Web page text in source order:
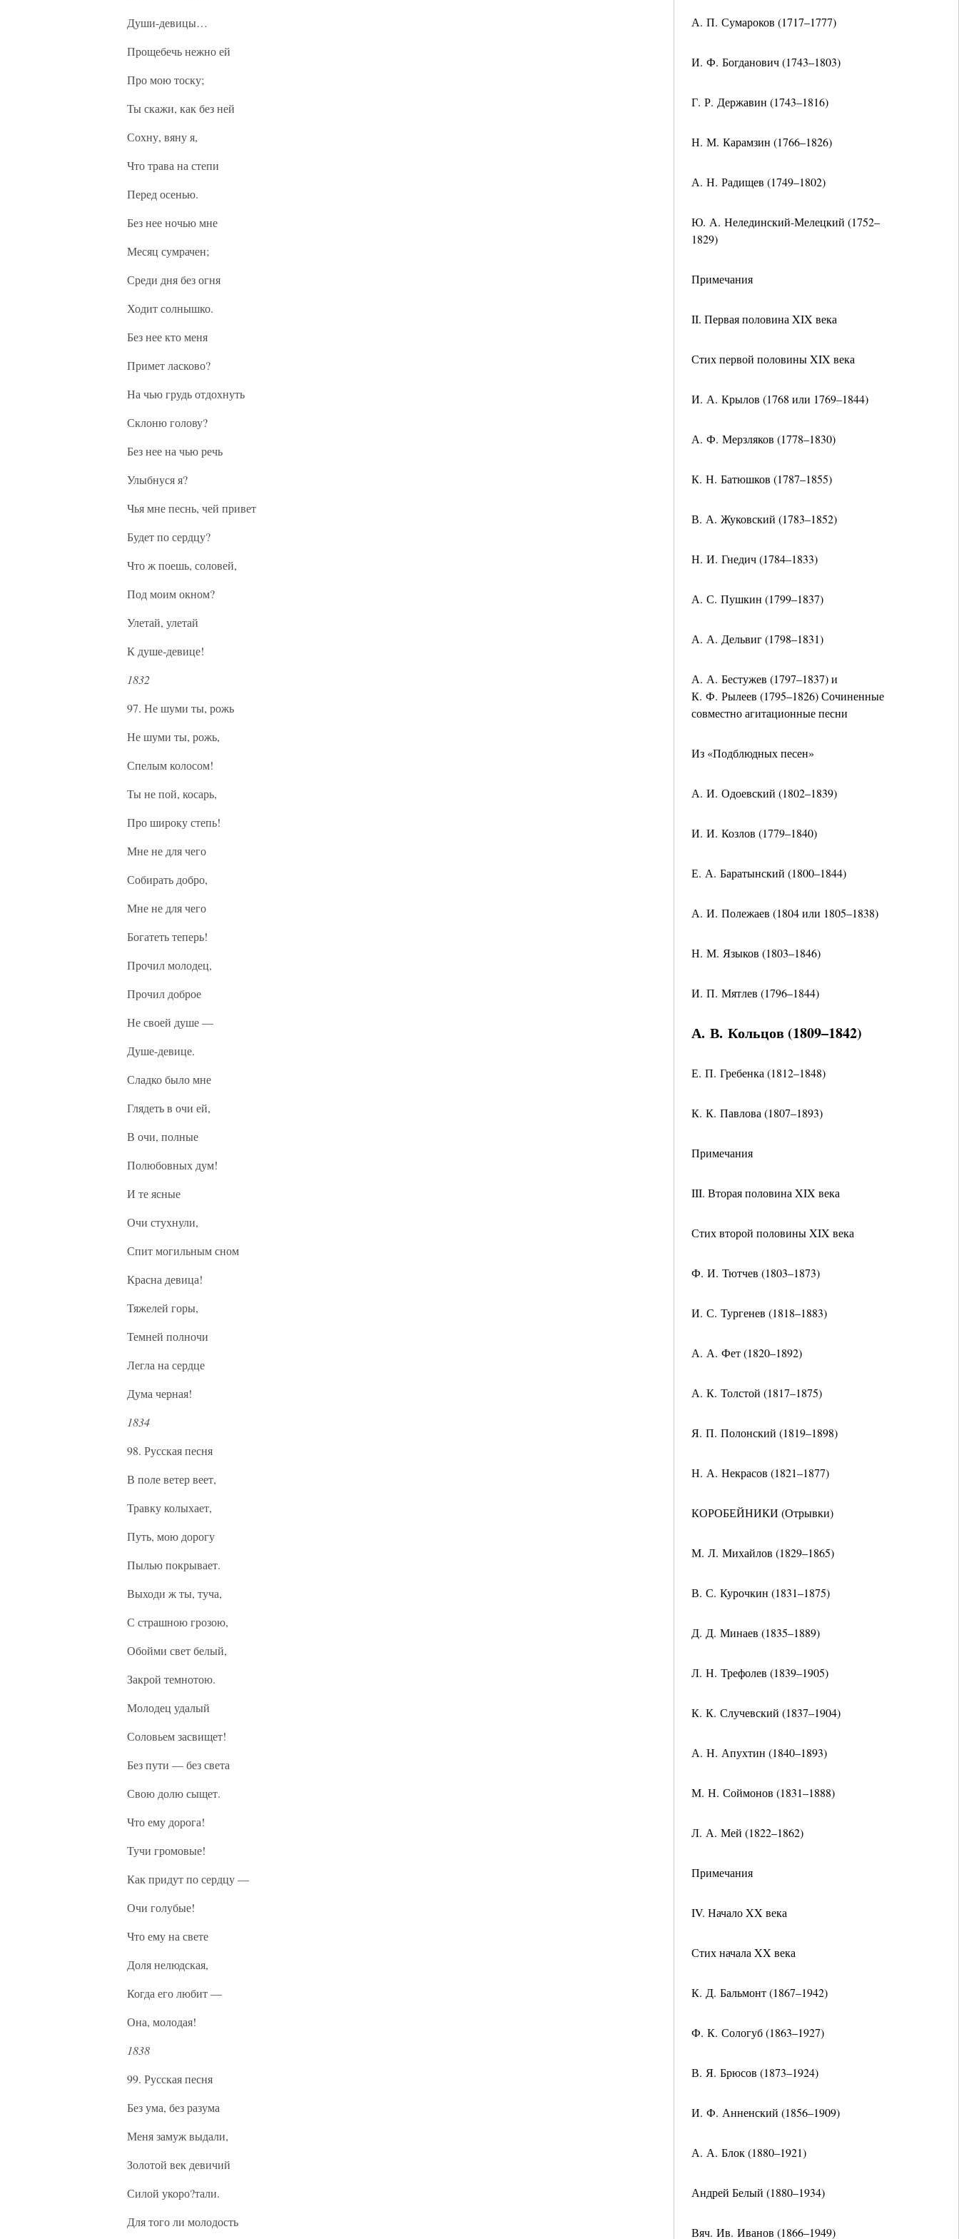
А. П. Сумароков (1717–1777)
И. Ф. Богданович (1743–1803)
Г. Р. Державин (1743–1816)
Н. М. Карамзин (1766–1826)
А. Н. Радищев (1749–1802)
Ю. А. Нелединский-Мелецкий (1752–
1829)
Примечания
II. Первая половина XIX века
Стих первой половины XIX века
И. А. Крылов (1768 или 1769–1844)
А. Ф. Мерзляков (1778–1830)
К. Н. Батюшков (1787–1855)
В. А. Жуковский (1783–1852)
Н. И. Гнедич (1784–1833)
А. С. Пушкин (1799–1837)
А. А. Дельвиг (1798–1831)
А. А. Бестужев (1797–1837) и
К. Ф. Рылеев (1795–1826) Сочиненные
совместно агитационные песни
Из «Подблюдных песен»
А. И. Одоевский (1802–1839)
И. И. Козлов (1779–1840)
Е. А. Баратынский (1800–1844)
А. И. Полежаев (1804 или 1805–1838)
Н. М. Языков (1803–1846)
И. П. Мятлев (1796–1844)
А. В. Кольцов (1809–1842)
Е. П. Гребенка (1812–1848)
К. К. Павлова (1807–1893)
Примечания
III. Вторая половина XIX века
Стих второй половины XIX века
Ф. И. Тютчев (1803–1873)
И. С. Тургенев (1818–1883)
А. А. Фет (1820–1892)
А. К. Толстой (1817–1875)
Я. П. Полонский (1819–1898)
Н. А. Некрасов (1821–1877)
КОРОБЕЙНИКИ (Отрывки)
М. Л. Михайлов (1829–1865)
В. С. Курочкин (1831–1875)
Д. Д. Минаев (1835–1889)
Л. Н. Трефолев (1839–1905)
К. К. Случевский (1837–1904)
А. Н. Апухтин (1840–1893)
М. Н. Соймонов (1831–1888)
Л. А. Мей (1822–1862)
Примечания
IV. Начало XX века
Стих начала XX века
К. Д. Бальмонт (1867–1942)
Ф. К. Сологуб (1863–1927)
В. Я. Брюсов (1873–1924)
И. Ф. Анненский (1856–1909)
А. А. Блок (1880–1921)
Андрей Белый (1880–1934)
Вяч. Ив. Иванов (1866–1949)
Души-девицы…
Прощебечь нежно ей
Про мою тоску;
Ты скажи, как без ней
Сохну, вяну я,
Что трава на степи
Перед осенью.
Без нее ночью мне
Месяц сумрачен;
Среди дня без огня
Ходит солнышко.
Без нее кто меня
Примет ласково?
На чью грудь отдохнуть
Склоню голову?
Без нее на чью речь
Улыбнуся я?
Чья мне песнь, чей привет
Будет по сердцу?
Что ж поешь, соловей,
Под моим окном?
Улетай, улетай
К душе-девице!
1832
97. Не шуми ты, рожь
Не шуми ты, рожь,
Спелым колосом!
Ты не пой, косарь,
Про широку степь!
Мне не для чего
Собирать добро,
Мне не для чего
Богатеть теперь!
Прочил молодец,
Прочил доброе
Не своей душе —
Душе-девице.
Сладко было мне
Глядеть в очи ей,
В очи, полные
Полюбовных дум!
И те ясные
Очи стухнули,
Спит могильным сном
Красна девица!
Тяжелей горы,
Темней полночи
Легла на сердце
Дума черная!
1834
98. Русская песня
В поле ветер веет,
Травку колыхает,
Путь, мою дорогу
Пылью покрывает.
Выходи ж ты, туча,
С страшною грозою,
Обойми свет белый,
Закрой темнотою.
Молодец удалый
Соловьем засвищет!
Без пути — без света
Свою долю сыщет.
Что ему дорога!
Тучи громовые!
Как придут по сердцу —
Очи голубые!
Что ему на свете
Доля нелюдская,
Когда его любит —
Она, молодая!
1838
99. Русская песня
Без ума, без разума
Меня замуж выдали,
Золотой век девичий
Силой укоро?тали.
Для того ли молодость